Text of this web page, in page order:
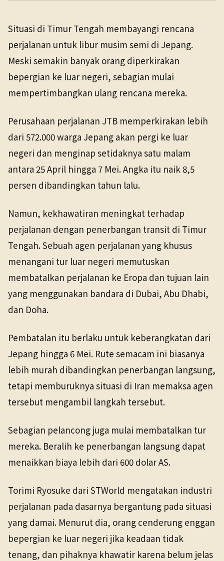
TANGGAL SUMBER
9 Apr 2026
Pranala sumber asli tidak lagi tersedia. Buka arsip
Situasi di Timur Tengah membayangi rencana
perjalanan untuk libur musim semi di Jepang.
Meski semakin banyak orang diperkirakan
bepergian ke luar negeri, sebagian mulai
mempertimbangkan ulang rencana mereka.
Perusahaan perjalanan JTB memperkirakan lebih
dari 572.000 warga Jepang akan pergi ke luar
negeri dan menginap setidaknya satu malam
antara 25 April hingga 7 Mei. Angka itu naik 8,5
persen dibandingkan tahun lalu.
Namun, kekhawatiran meningkat terhadap
perjalanan dengan penerbangan transit di Timur
Tengah. Sebuah agen perjalanan yang khusus
menangani tur luar negeri memutuskan
membatalkan perjalanan ke Eropa dan tujuan lain
yang menggunakan bandara di Dubai, Abu Dhabi,
dan Doha.
Pembatalan itu berlaku untuk keberangkatan dari
Jepang hingga 6 Mei. Rute semacam ini biasanya
lebih murah dibandingkan penerbangan langsung,
tetapi memburuknya situasi di Iran memaksa agen
tersebut mengambil langkah tersebut.
Sebagian pelancong juga mulai membatalkan tur
mereka. Beralih ke penerbangan langsung dapat
menaikkan biaya lebih dari 600 dolar AS.
Torimi Ryosuke dari STWorld mengatakan industri
perjalanan pada dasarnya bergantung pada situasi
yang damai. Menurut dia, orang cenderung enggan
bepergian ke luar negeri jika keadaan tidak
tenang, dan pihaknya khawatir karena belum jelas